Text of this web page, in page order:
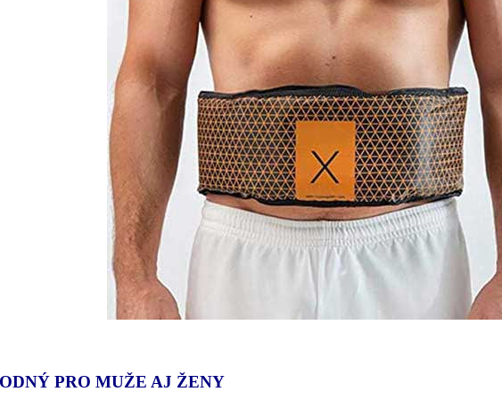
PRO MUŽE AJ ŽENY